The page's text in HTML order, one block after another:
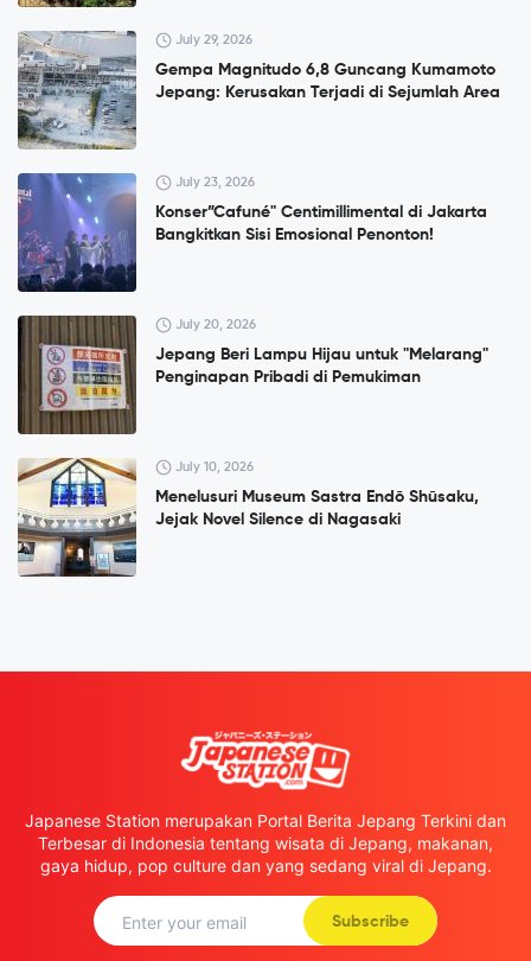
July 29, 2026
Gempa Magnitudo 6,8 Guncang Kumamoto
Jepang: Kerusakan Terjadi di Sejumlah Area
July 23, 2026
Konser”Cafuné" Centimillimental di Jakarta
Bangkitkan Sisi Emosional Penonton!
July 20, 2026
Jepang Beri Lampu Hijau untuk "Melarang"
Penginapan Pribadi di Pemukiman
July 10, 2026
Menelusuri Museum Sastra Endō Shūsaku,
Jejak Novel Silence di Nagasaki
Japanese Station merupakan Portal Berita Jepang Terkini dan
Terbesar di Indonesia tentang wisata di Jepang, makanan,
gaya hidup, pop culture dan yang sedang viral di Jepang.
Subscribe